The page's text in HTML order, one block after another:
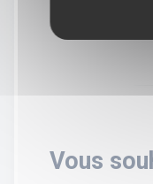
Vous